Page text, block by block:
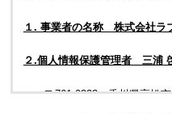
１. 事業者の名称 株式会社
２.個人情報保護管理者 三浦
〒761-0323 香川県高松市